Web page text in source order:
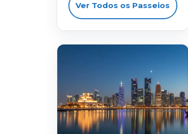
Ver Todos os Passeios